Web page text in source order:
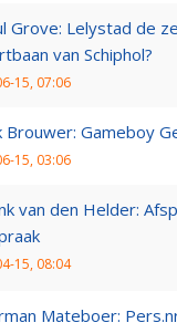
Grove: Lelystad de
van Schiphol?
15, 07:06
Brouwer: Gameboy
15, 03:06
van den Helder:
15, 08:04
Mateboer: